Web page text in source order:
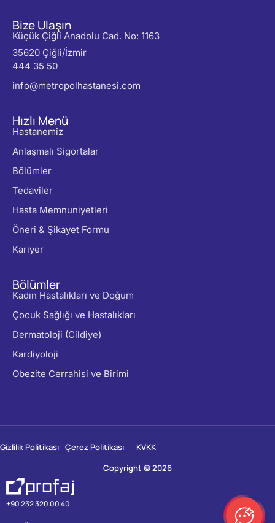
Bize Ulaşın
Küçük Çiğli Anadolu Cad. No: 1163
35620 Çiğli/İzmir
444 35 50
info@metropolhastanesi.com
Hızlı Menü
Hastanemiz
Anlaşmalı Sigortalar
Bölümler
Tedaviler
Hasta Memnuniyetleri
Öneri & Şikayet Formu
Kariyer
Bölümler
Kadın Hastalıkları ve Doğum
Çocuk Sağlığı ve Hastalıkları
Dermatoloji (Cildiye)
Kardiyoloji
Obezite Cerrahisi ve Birimi
Copyright © 2026
+90 232 320 00 40
Gizlilik Politikası Çerez Politikası KVKK